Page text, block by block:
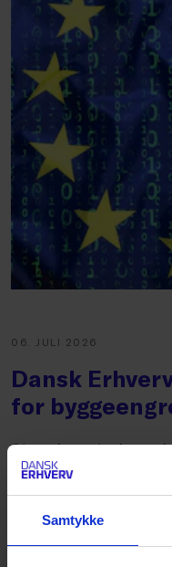
Samtykke
06. JULI 2026
Dansk
for
Store investeringer i
klimatilpasning og